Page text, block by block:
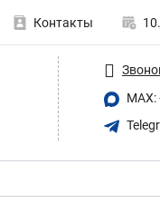
Контакты